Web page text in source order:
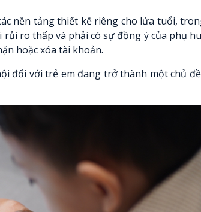
nền tảng thiết kế riêng cho lứa tuổi,
ro thấp và phải có sự đồng ý của phụ
hoặc xóa tài khoản.
đối với trẻ em đang trở thành một chủ